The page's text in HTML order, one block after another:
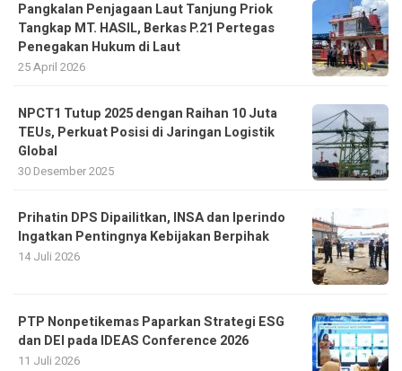
Pangkalan Penjagaan Laut Tanjung Priok
Tangkap MT. HASIL, Berkas P.21 Pertegas
Penegakan Hukum di Laut
25 April 2026
NPCT1 Tutup 2025 dengan Raihan 10 Juta
TEUs, Perkuat Posisi di Jaringan Logistik
Global
30 Desember 2025
Prihatin DPS Dipailitkan, INSA dan Iperindo
Ingatkan Pentingnya Kebijakan Berpihak
14 Juli 2026
PTP Nonpetikemas Paparkan Strategi ESG
dan DEI pada IDEAS Conference 2026
11 Juli 2026